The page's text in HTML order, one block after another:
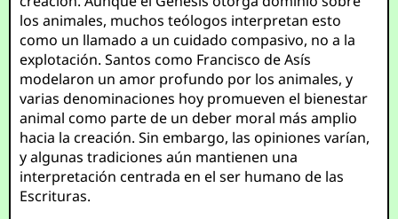
los animales, muchos teólogos interpretan esto
como un llamado a un cuidado compasivo, no a la
explotación. Santos como Francisco de Asís
modelaron un amor profundo por los animales, y
varias denominaciones hoy promueven el bienestar
animal como parte de un deber moral más amplio
hacia la creación. Sin embargo, las opiniones varían,
y algunas tradiciones aún mantienen una
interpretación centrada en el ser humano de las
Escrituras.